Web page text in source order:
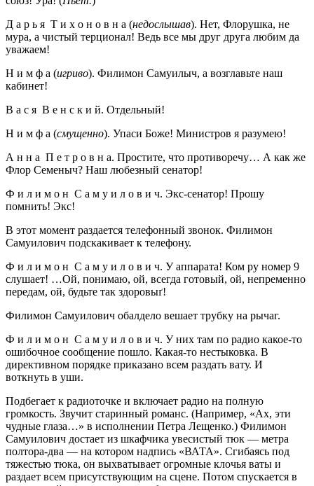
Д а р ь я Т и х о н о в н а (недослышав). Нет, Флорушка, не
мура, а чистый терционал! Ведь все мы друг друга любим да
уважаем!
Н и м ф а (игриво). Филимон Самуилыч, а возглавьте наш
кабинет!
В а с я В е н с к и й. Отдельный!
Н и м ф а (смущенно). Упаси Боже! Министров я разумею!
А н н а П е т р о в н а. Простите, что противоречу… А как же
Флор Семеныч? Наш любезный сенатор!
Ф и л и м о н С а м у и л о в и ч. Экс-сенатор! Прошу
помнить! Экс!
В этот момент раздается телефонный звонок. Филимон
Самуилович подскакивает к телефону.
Ф и л и м о н С а м у и л о в и ч. У аппарата! Ком ру номер 9
слушает! …Ой, понимаю, ой, всегда готовый, ой, непременно
передам, ой, будьте так здоровыґ!
Филимон Самуилович обалдело вешает трубку на рычаг.
Ф и л и м о н С а м у и л о в и ч. У них там по радио какое-то
ошибочное сообщение пошло. Какая-то нестыковка. В
директивном порядке приказано всем раздать вату. И
воткнуть в уши.
Подбегает к радиоточке и включает радио на полную
громкость. Звучит старинный романс. (Например, «Ах, эти
чудные глаза…» в исполнении Петра Лещенко.) Филимон
Самуилович достает из шкафчика увесистый тюк — метра
полтора-два — на котором надпись «ВАТА». Сгибаясь под
тяжестью тюка, он выхватывает огромные клочья ваты и
раздает всем присутствующим на сцене. Потом спускается в